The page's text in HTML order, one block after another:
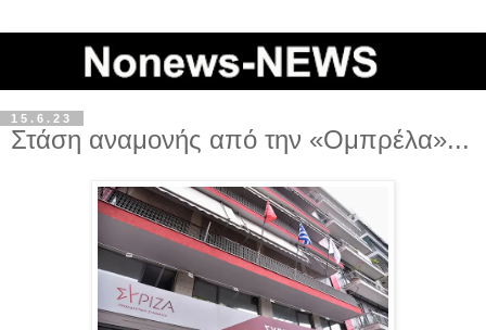
15.6.23
Στάση αναμονής από την «Ομπρέλα»...